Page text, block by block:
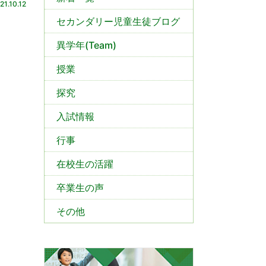
セカンダリー児童生徒ブログ
異学年(Team)
授業
探究
入試情報
行事
在校生の活躍
卒業生の声
その他